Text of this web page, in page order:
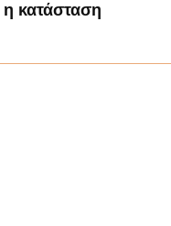
κατάσταση